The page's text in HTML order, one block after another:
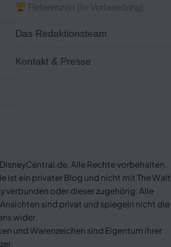
Referenzen (In Vorbereitung)
Das Redaktionsteam
Kontakt & Presse
Alle Rechte vorbehalten.
ist ein privater Blog und nicht mit The Walt
verbunden oder dieser zugehörig. Alle
sind privat und spiegeln nicht die
wider.
und Warenzeichen sind Eigentum ihrer